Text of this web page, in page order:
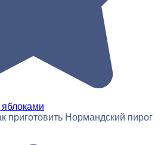
приготовить Нормандский пирог